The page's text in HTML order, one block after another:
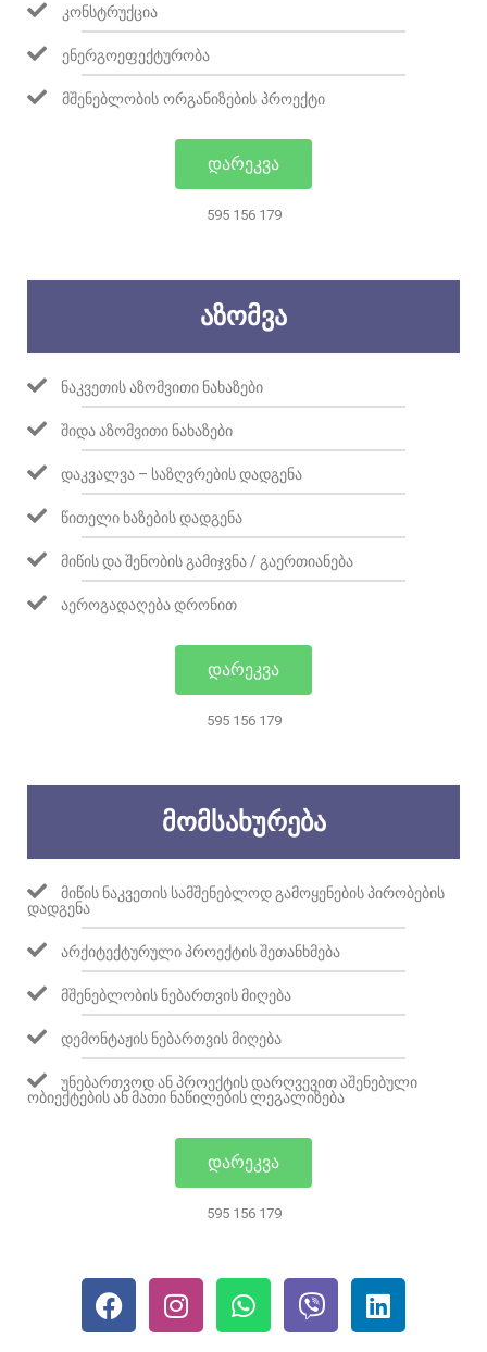
ᲙᲝᲜᲡᲢᲠᲣᲥᲪᲘᲐ
ᲔᲜᲔᲠᲒᲝᲔᲤᲔᲥᲢᲣᲠᲝᲑᲐ
ᲛᲨᲔᲜᲔᲑᲚᲝᲑᲘᲡ ᲝᲠᲒᲐᲜᲘᲖᲔᲑᲘᲡ ᲞᲠᲝᲔᲥᲢᲘ
ᲓᲐᲠᲔᲙᲕᲐ
595 156 179
ᲐᲖᲝᲛᲕᲐ
ᲜᲐᲙᲕᲔᲗᲘᲡ ᲐᲖᲝᲛᲕᲘᲗᲘ ᲜᲐᲮᲐᲖᲔᲑᲘ
ᲨᲘᲓᲐ ᲐᲖᲝᲛᲕᲘᲗᲘ ᲜᲐᲮᲐᲖᲔᲑᲘ
ᲓᲐᲙᲕᲐᲚᲕᲐ – ᲡᲐᲖᲦᲕᲠᲔᲑᲘᲡ ᲓᲐᲓᲒᲔᲜᲐ
ᲬᲘᲗᲔᲚᲘ ᲮᲐᲖᲔᲑᲘᲡ ᲓᲐᲓᲒᲔᲜᲐ
ᲛᲘᲬᲘᲡ ᲓᲐ ᲨᲔᲜᲝᲑᲘᲡ ᲒᲐᲛᲘᲯᲕᲜᲐ / ᲒᲐᲔᲠᲗᲘᲐᲜᲔᲑᲐ
ᲐᲔᲠᲝᲒᲐᲓᲐᲦᲔᲑᲐ ᲓᲠᲝᲜᲘᲗ
ᲓᲐᲠᲔᲙᲕᲐ
595 156 179
ᲛᲝᲛᲡᲐᲮᲣᲠᲔᲑᲐ
ᲛᲘᲬᲘᲡ ᲜᲐᲙᲕᲔᲗᲘᲡ ᲡᲐᲛᲨᲔᲜᲔᲑᲚᲝᲓ ᲒᲐᲛᲝᲧᲔᲜᲔᲑᲘᲡ ᲞᲘᲠᲝᲑᲔᲑᲘᲡ
ᲓᲐᲓᲒᲔᲜᲐ
ᲐᲠᲥᲘᲢᲔᲥᲢᲣᲠᲣᲚᲘ ᲞᲠᲝᲔᲥᲢᲘᲡ ᲨᲔᲗᲐᲜᲮᲛᲔᲑᲐ
ᲛᲨᲔᲜᲔᲑᲚᲝᲑᲘᲡ ᲜᲔᲑᲐᲠᲗᲕᲘᲡ ᲛᲘᲦᲔᲑᲐ
ᲓᲔᲛᲝᲜᲢᲐᲟᲘᲡ ᲜᲔᲑᲐᲠᲗᲕᲘᲡ ᲛᲘᲦᲔᲑᲐ
ᲣᲜᲔᲑᲐᲠᲗᲕᲝᲓ ᲐᲜ ᲞᲠᲝᲔᲥᲢᲘᲡ ᲓᲐᲠᲦᲕᲔᲕᲘᲗ ᲐᲨᲔᲜᲔᲑᲣᲚᲘ
ᲝᲑᲘᲔᲥᲢᲔᲑᲘᲡ ᲐᲜ ᲛᲐᲗᲘ ᲜᲐᲬᲘᲚᲔᲑᲘᲡ ᲚᲔᲒᲐᲚᲘᲖᲔᲑᲐ
ᲓᲐᲠᲔᲙᲕᲐ
595 156 179